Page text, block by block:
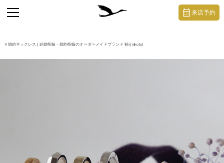
# 婚約ネックレス | 結婚指輪・婚約指輪のオーダーメイドブランド 鶴 (mikoto)
toggle
navigation
来店予約